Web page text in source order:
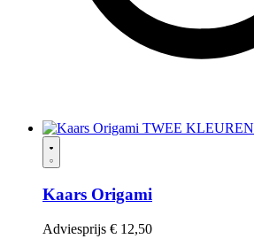
TWEE KLEUREN
Kaars Origami
Adviesprijs € 12,50